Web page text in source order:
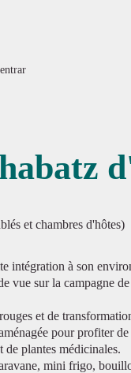
et chambres d'hôtes)
intégration à son
sur la campagne de
et de
pour profiter
de plantes médicinales.
mini frigo,